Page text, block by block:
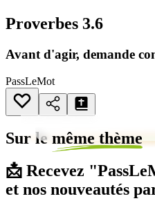
Proverbes 3.6
Avant d'agir, demande
PassLeMot
Sur le même thème
📩 Recevez
et nos nouveautés